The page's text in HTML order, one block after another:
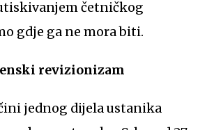
četničkog
gdje ga ne mora biti.
revizionizam
jednog dijela ustanika